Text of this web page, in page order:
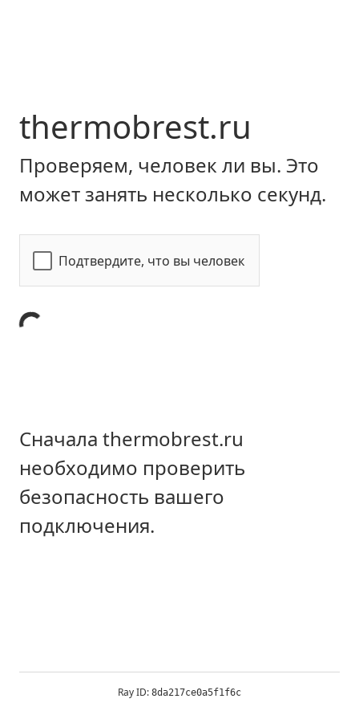
thermobrest.ru
Проверяем, человек ли вы. Это
может занять несколько секунд.
Подтвердите, что вы человек
Сначала thermobrest.ru
необходимо проверить
безопасность вашего
подключения.
Ray ID: 8da217ce0a5f1f6c